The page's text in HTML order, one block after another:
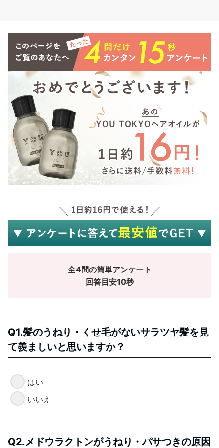
全4問の簡単アンケート
回答目安10秒
Q1.髪のうねり・くせ毛がないサラツヤ髪を見
て羨ましいと思いますか？
はい
いいえ
Q2.メドウラクトンがうねり・パサつきの原因